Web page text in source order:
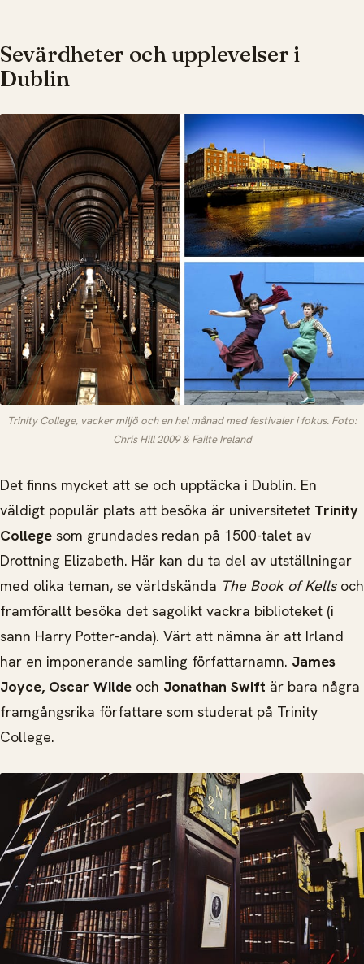
Sevärdheter och upplevelser i
Dublin
Trinity College, vacker miljö och en hel månad med festivaler i fokus. Foto:
Chris Hill 2009 & Failte Ireland
Det finns mycket att se och upptäcka i Dublin. En
väldigt populär plats att besöka är universitetet Trinity
College som grundades redan på 1500-talet av
Drottning Elizabeth. Här kan du ta del av utställningar
med olika teman, se världskända The Book of Kells och
framförallt besöka det sagolikt vackra biblioteket (i
sann Harry Potter-anda). Värt att nämna är att Irland
har en imponerande samling författarnamn. James
Joyce, Oscar Wilde och Jonathan Swift är bara några
framgångsrika författare som studerat på Trinity
College.